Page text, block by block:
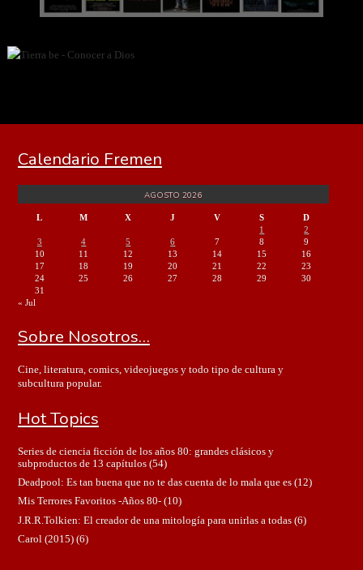
Calendario Fremen
AGOSTO 2026
L M X J V S
D
1
2
3
4 5 6 7 8
9
10
11 12 13 14 15
16
17
18 19 20 21 22
23
24
25 26 27 28 29
30
31
« Jul
Sobre Nosotros…
Cine, literatura, comics, videojuegos y todo tipo de cultura y
subcultura popular.
Hot Topics
Series de ciencia ficción de los años 80: grandes clásicos y
subproductos de 13 capítulos(54)
Deadpool: Es tan buena que no te das cuenta de lo mala que es(12)
Mis Terrores Favoritos -Años 80-(10)
J.R.R.Tolkien: El creador de una mitología para unirlas a todas(6)
Carol (2015)(6)